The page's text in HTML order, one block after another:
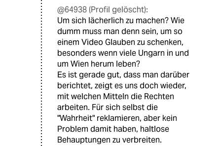
@64938 (Profil gelöscht):
Um sich lächerlich zu machen? Wie
dumm muss man denn sein, um so
einem Video Glauben zu schenken,
besonders wenn viele Ungarn in und
um Wien herum leben?
Es ist gerade gut, dass man darüber
berichtet, zeigt es uns doch wieder,
mit welchen Mitteln die Rechten
arbeiten. Für sich selbst die
"Wahrheit" reklamieren, aber kein
Problem damit haben, haltlose
Behauptungen zu verbreiten.